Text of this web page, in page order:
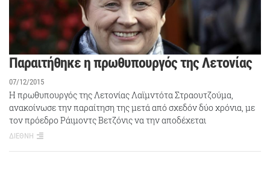
Παραιτήθηκε η πρωθυπουργός της Λετονίας
07/12/2015
Η πρωθυπουργός της Λετονίας Λαϊμντότα Στραουτζούμα,
ανακοίνωσε την παραίτηση της μετά από σχεδόν δύο χρόνια, με
τον πρόεδρο Ράιμοντς Βετζόνις να την αποδέχεται
ΔΙΕΘΝΗ